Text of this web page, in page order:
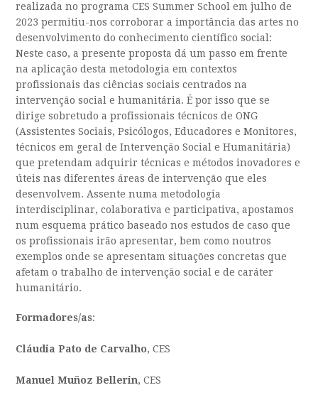
realizada no programa CES Summer School em julho de
2023 permitiu-nos corroborar a importância das artes no
desenvolvimento do conhecimento científico social:
Neste caso, a presente proposta dá um passo em frente
na aplicação desta metodologia em contextos
profissionais das ciências sociais centrados na
intervenção social e humanitária. É por isso que se
dirige sobretudo a profissionais técnicos de ONG
(Assistentes Sociais, Psicólogos, Educadores e Monitores,
técnicos em geral de Intervenção Social e Humanitária)
que pretendam adquirir técnicas e métodos inovadores e
úteis nas diferentes áreas de intervenção que eles
desenvolvem. Assente numa metodologia
interdisciplinar, colaborativa e participativa, apostamos
num esquema prático baseado nos estudos de caso que
os profissionais irão apresentar, bem como noutros
exemplos onde se apresentam situações concretas que
afetam o trabalho de intervenção social e de caráter
humanitário.
Formadores/as:
Cláudia Pato de Carvalho, CES
Manuel Muñoz Bellerin, CES